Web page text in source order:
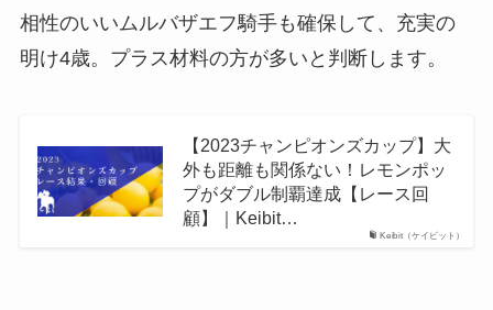
相性のいいムルバザエフ騎手も確保して、充実の
明け4歳。プラス材料の方が多いと判断します。
Keibit（ケイビット）
【2023チャンピオンズカップ】大
外も距離も関係ない！レモンポッ
プがダブル制覇達成【レース回
顧】｜Keibit…